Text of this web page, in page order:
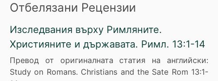
Отбелязани Рецензии
Изследвания върху Римляните.
Християните и държавата. Римл. 13:1-14
Превод от оригиналната статия на английски:
Study on Romans. Christians and the Sate Rom 13:1-